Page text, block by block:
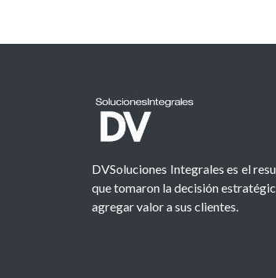
DVSoluciones Integrales es el
que tomaron la decisión
agregar valor a sus clientes.